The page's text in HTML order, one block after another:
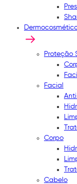
Proteção
Facial
Corpo
Cabelo